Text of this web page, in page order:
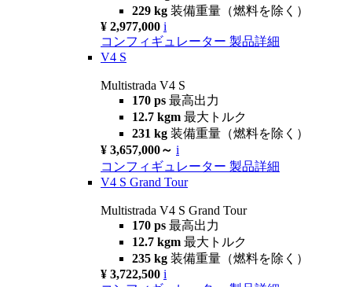
229 kg 装備重量（燃料を除く）
¥ 2,977,000 i
コンフィギュレーター 製品詳細
V4 S
Multistrada V4 S
170 ps 最高出力
12.7 kgm 最大トルク
231 kg 装備重量（燃料を除く）
¥ 3,657,000～ i
コンフィギュレーター 製品詳細
V4 S Grand Tour
Multistrada V4 S Grand Tour
170 ps 最高出力
12.7 kgm 最大トルク
235 kg 装備重量（燃料を除く）
¥ 3,722,500 i